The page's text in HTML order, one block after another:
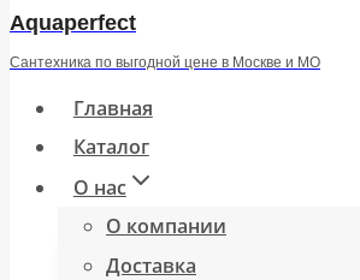
Aquaperfect
Сантехника по выгодной цене в Москве и МО
Главная
Каталог
О нас
О компании
Доставка